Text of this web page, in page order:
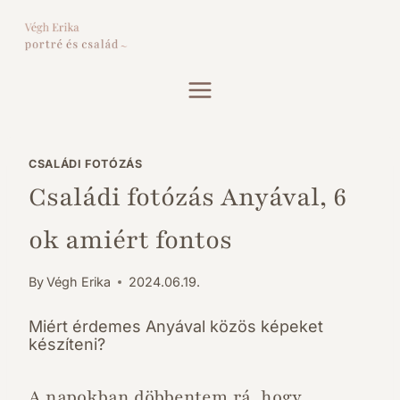
content
CSALÁDI FOTÓZÁS
Családi fotózás Anyával, 6
ok amiért fontos
ByVégh Erika 2024.06.19.
Miért érdemes Anyával közös képeket
készíteni?